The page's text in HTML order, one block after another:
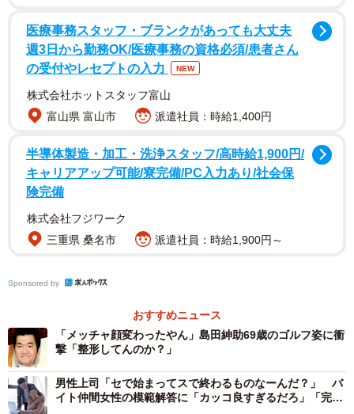
医療事務スタッフ・ブランクがあっても大丈夫
週3日から勤務OK/医療事務の資格必須/患者さん
の受付やレセプトの入力
NEW
株式会社ホットスタッフ富山
富山県 富山市
派遣社員：時給1,400円
半導体製造・加工・洗浄スタッフ/高時給1,900円/
キャリアアップ可能/寮完備/PC入力あり/社会保
険完備
株式会社フジワーク
三重県 桑名市
派遣社員：時給1,900円～
Sponsored by
おすすめニュース
「メッチャ顔変わったやん」島田紳助69歳のゴルフ姿に衝
撃「整形してんのか？」
男性上司「セで始まってスで終わるものなーんだ？」 バ
イト仲間女性の模範解答に「カッコ良すぎるだろ」「完璧